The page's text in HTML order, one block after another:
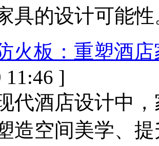
具的设计可能
火板：重塑酒
11:46 ]
代酒店设计中
造空间美学、